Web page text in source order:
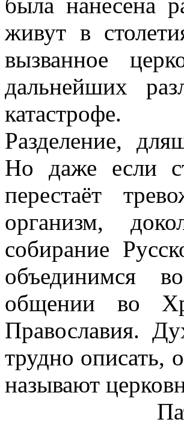
живут в
вызванное
дальнейших
катастрофе.
Разделение,
Но даже если
перестаёт
организм,
собирание
объединимся
общении во
Православия.
трудно описать,
называют